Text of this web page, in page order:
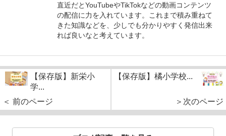
直近だとYouTubeやTikTokなどの動画コンテンツ
の配信に力を入れています。これまで積み重ねて
きた知識などを、少しでも分かりやすく発信出来
れば良いなと考えています。
【保存版】新栄小
学...
＜ 前のページ
【保存版】橘小学校...
＞次のページ